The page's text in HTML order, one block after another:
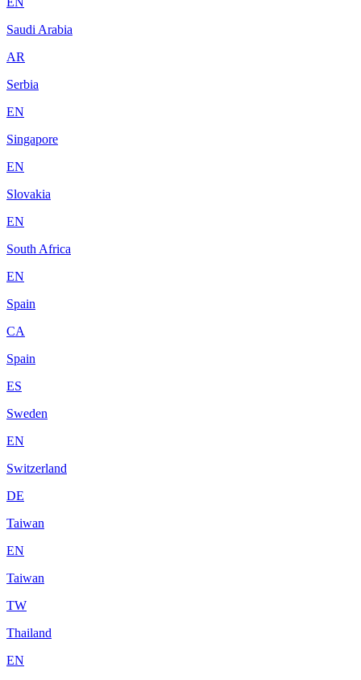
Saudi Arabia
AR
Serbia
EN
Singapore
EN
Slovakia
EN
South Africa
EN
Spain
CA
Spain
ES
Sweden
EN
Switzerland
DE
Taiwan
EN
Taiwan
TW
Thailand
EN